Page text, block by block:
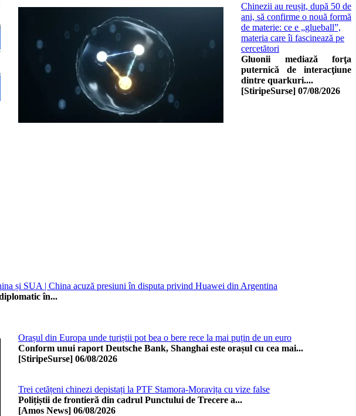
Chinezii au reușit, după 50 de
ani, să confirme o nouă formă
de materie: ce e „glueball”,
materia care îi fascinează pe
cercetători
Gluonii mediază forţa
puternică de interacţiune
dintre quarkuri....
[StiripeSurse] 07/08/2026
și SUA | China acuză presiuni în disputa privind Huawei din Argentina
în...
Orașul din Europa unde turiștii pot bea o bere rece la mai puțin de un euro
Conform unui raport Deutsche Bank, Shanghai este orașul cu cea mai...
[StiripeSurse] 06/08/2026
Trei cetățeni chinezi depistați la PTF Stamora-Moravița cu vize false
Polițiștii de frontieră din cadrul Punctului de Trecere a...
[Amos News] 06/08/2026